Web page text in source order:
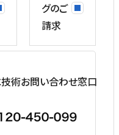
グのご
請求
術お問い合わせ窓口